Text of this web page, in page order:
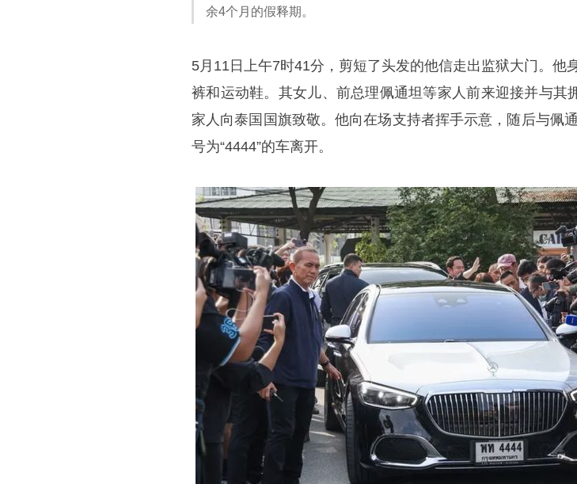
余4个月的假释期。
5月11日上午7时41分，剪短了头发的他信走出监狱大门。他
裤和运动鞋。其女儿、前总理佩通坦等家人前来迎接并与其
家人向泰国国旗致敬。他向在场支持者挥手示意，随后与佩
号为“4444”的车离开。